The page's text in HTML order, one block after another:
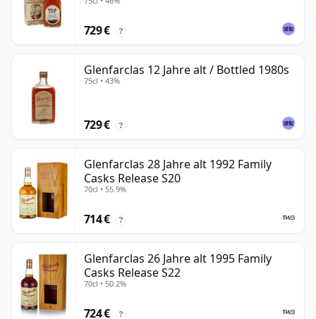
729 € ?
Glenfarclas 12 Jahre alt / Bottled 1980s
75cl • 43%
729 € ?
Glenfarclas 28 Jahre alt 1992 Family
Casks Release S20
70cl • 55.9%
714 € ?
Glenfarclas 26 Jahre alt 1995 Family
Casks Release S22
70cl • 50.2%
724 € ?